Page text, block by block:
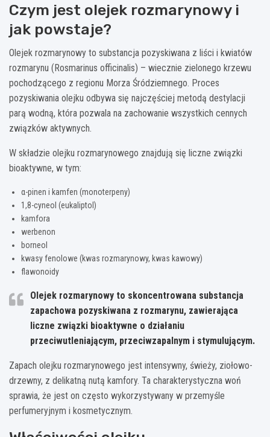
Czym jest olejek rozmarynowy i
jak powstaje?
Olejek rozmarynowy to substancja pozyskiwana z liści i kwiatów
rozmarynu (Rosmarinus officinalis) – wiecznie zielonego krzewu
pochodzącego z regionu Morza Śródziemnego. Proces
pozyskiwania olejku odbywa się najczęściej metodą destylacji
parą wodną, która pozwala na zachowanie wszystkich cennych
związków aktywnych.
W składzie olejku rozmarynowego znajdują się liczne związki
bioaktywne, w tym:
α-pinen i kamfen (monoterpeny)
1,8-cyneol (eukaliptol)
kamfora
werbenon
borneol
kwasy fenolowe (kwas rozmarynowy, kwas kawowy)
flawonoidy
Olejek rozmarynowy to skoncentrowana substancja
zapachowa pozyskiwana z rozmarynu, zawierająca
liczne związki bioaktywne o działaniu
przeciwutleniającym, przeciwzapalnym i stymulującym.
Zapach olejku rozmarynowego jest intensywny, świeży, ziołowo-
drzewny, z delikatną nutą kamfory. Ta charakterystyczna woń
sprawia, że jest on często wykorzystywany w przemyśle
perfumeryjnym i kosmetycznym.